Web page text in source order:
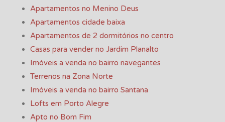
Apartamentos no Menino Deus
Apartamentos cidade baixa
Apartamentos de 2 dormitórios no centro
Casas para vender no Jardim Planalto
Imóveis a venda no bairro navegantes
Terrenos na Zona Norte
Imóveis a venda no bairro Santana
Lofts em Porto Alegre
Apto no Bom Fim